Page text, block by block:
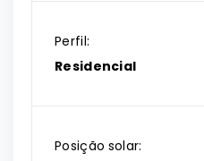
Perfil:
Residencial
Posição solar: